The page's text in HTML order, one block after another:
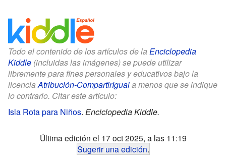
Todo el contenido de los artículos de la Enciclopedia
Kiddle (incluidas las imágenes) se puede utilizar
libremente para fines personales y educativos bajo la
licenciaAtribución-CompartirIguala menos que se indique
lo contrario. Citar este artículo:
Isla Rota para Niños. Enciclopedia Kiddle.
Última edición el 17 oct 2025, a las 11:19
Sugerir una edición.